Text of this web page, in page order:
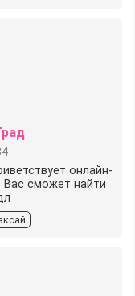
онлайн-
Вас сможет найти